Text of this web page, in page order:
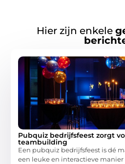
Hier zijn enkele
Pubquiz bedrijfsfeest zorgt
teambuilding
Een pubquiz bedrijfsfeest is dé
een leuke en interactieve